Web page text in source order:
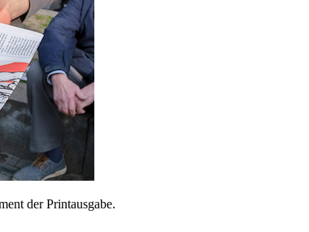
der Printausgabe.